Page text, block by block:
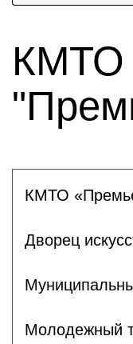
КМТО
КМТО
Дворец
Молодежный